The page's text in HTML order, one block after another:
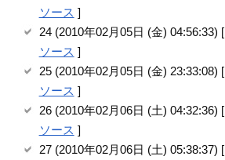
ソース ]
24 (2010年02月05日 (金) 04:56:33) [
ソース ]
25 (2010年02月05日 (金) 23:33:08) [
ソース ]
26 (2010年02月06日 (土) 04:32:36) [
ソース ]
27 (2010年02月06日 (土) 05:38:37) [